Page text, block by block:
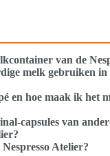
van de
melk gebruiken in
en hoe maak ik het
capsules van
Atelier?